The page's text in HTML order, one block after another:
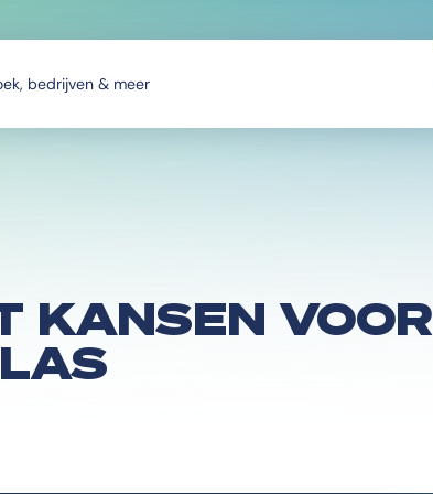
bedrijven & meer
KANSEN VOOR